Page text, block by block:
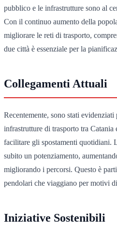
pubblico e le infrastrutture sono al
Con il continuo aumento della
migliorare le reti di trasporto,
due città è essenziale per la
Collegamenti Attuali
Recentemente, sono stati
infrastrutture di trasporto tra
facilitare gli spostamenti quotidiani.
subito un potenziamento,
migliorando i percorsi. Questo è
pendolari che viaggiano per motivi
Iniziative Sostenibili